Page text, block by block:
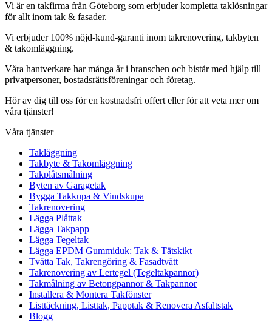
Vi är en takfirma från Göteborg som erbjuder kompletta taklösningar
för allt inom tak & fasader.
Vi erbjuder 100% nöjd-kund-garanti inom takrenovering, takbyten
& takomläggning.
Våra hantverkare har många år i branschen och bistår med hjälp till
privatpersoner, bostadsrättsföreningar och företag.
Hör av dig till oss för en kostnadsfri offert eller för att veta mer om
våra tjänster!
Våra tjänster
Takläggning
Takbyte & Takomläggning
Takplåtsmålning
Byten av Garagetak
Bygga Takkupa & Vindskupa
Takrenovering
Lägga Plåttak
Lägga Takpapp
Lägga Tegeltak
Lägga EPDM Gummiduk: Tak & Tätskikt
Tvätta Tak, Takrengöring & Fasadtvätt
Takrenovering av Lertegel (Tegeltakpannor)
Takmålning av Betongpannor & Takpannor
Installera & Montera Takfönster
Listtäckning, Listtak, Papptak & Renovera Asfaltstak
Blogg